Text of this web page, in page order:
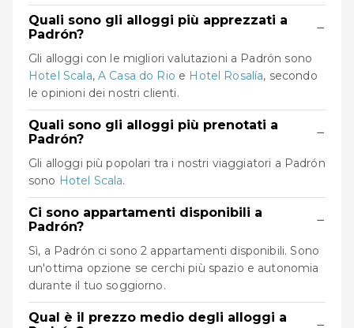
Quali sono gli alloggi più apprezzati a
Padrón?
−
Gli alloggi con le migliori valutazioni a Padrón sono
Hotel Scala, A Casa do Rio e Hotel Rosalía, secondo
le opinioni dei nostri clienti.
Quali sono gli alloggi più prenotati a
Padrón?
−
Gli alloggi più popolari tra i nostri viaggiatori a Padrón
sono Hotel Scala.
Ci sono appartamenti disponibili a
Padrón?
−
Sì, a Padrón ci sono 2 appartamenti disponibili. Sono
un'ottima opzione se cerchi più spazio e autonomia
durante il tuo soggiorno.
Qual è il prezzo medio degli alloggi a